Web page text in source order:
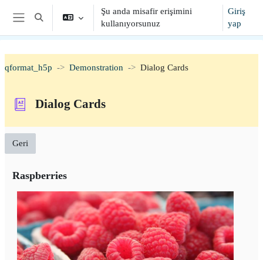
Ana içeriğe git
Yan panel
Arama girişini değiştir
Şu anda misafir erişimini
kullanıyorsunuz
Giriş
yap
qformat_h5p Demonstration Dialog Cards
Dialog Cards
Geri
Raspberries